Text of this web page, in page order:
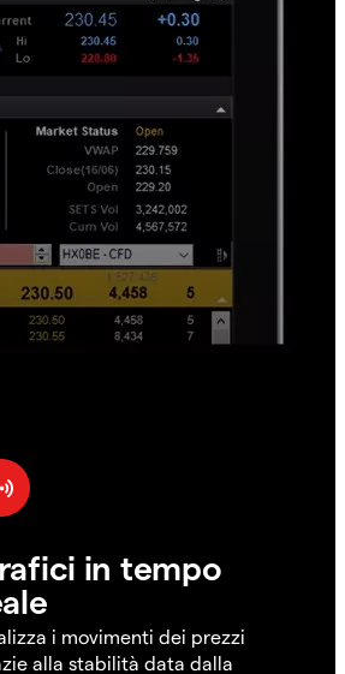
in tempo
i movimenti dei prezzi
alla stabilità data dalla